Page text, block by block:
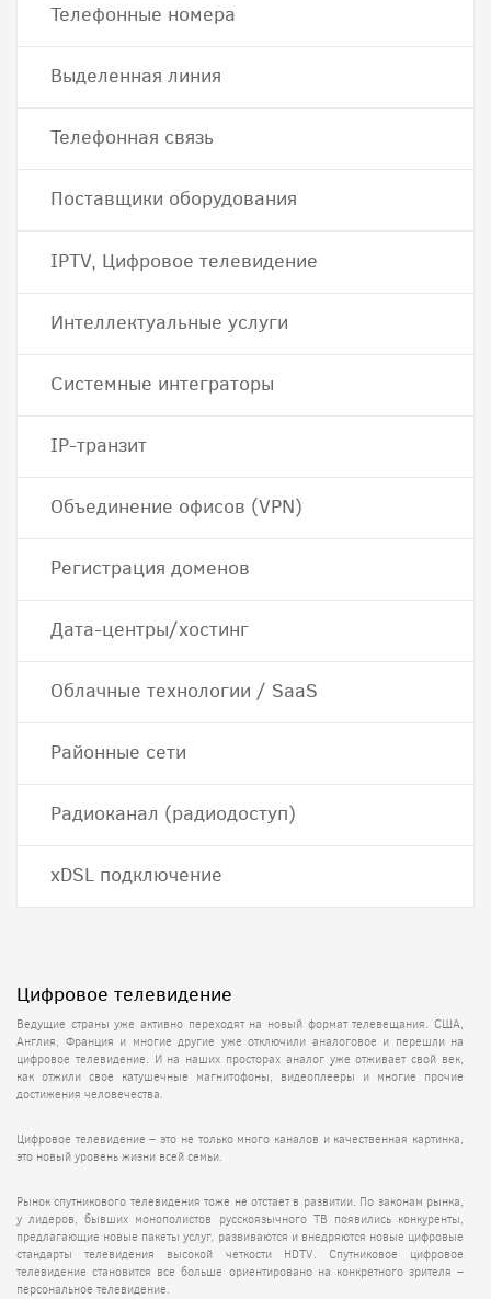
Телефонные номера
Выделенная линия
Телефонная связь
Поставщики оборудования
IPTV, Цифровое телевидение
Интеллектуальные услуги
Системные интеграторы
IP-транзит
Объединение офисов (VPN)
Регистрация доменов
Дата-центры/хостинг
Облачные технологии / SaaS
Районные сети
Радиоканал (радиодоступ)
хDSL подключение
Цифровое телевидение
Ведущие страны уже активно переходят на новый формат телевещания. США,
Англия, Франция и многие другие уже отключили аналоговое и перешли на
цифровое телевидение. И на наших просторах аналог уже отживает свой век,
как отжили свое катушечные магнитофоны, видеоплееры и многие прочие
достижения человечества.
Цифровое телевидение – это не только много каналов и качественная картинка,
это новый уровень жизни всей семьи.
Рынок спутникового телевидения тоже не отстает в развитии. По законам рынка,
у лидеров, бывших монополистов русскоязычного ТВ появились конкуренты,
предлагающие новые пакеты услуг, развиваются и внедряются новые цифровые
стандарты телевидения высокой четкости HDTV. Спутниковое цифровое
телевидение становится все больше ориентировано на конкретного зрителя –
персональное телевидение.